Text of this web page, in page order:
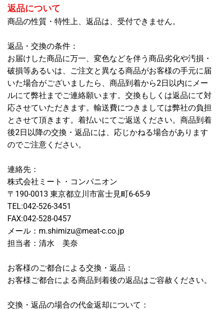
返品について
商品の性質・特性上、返品は、受付できません。
返品・交換の条件：
お届けした商品に万一、変色などを伴う商品劣化や汚損・
破損等あるいは、ご注文と異なる商品がお客様の手元に届
いた場合がございましたら、商品到着から2日以内にメー
ルにて弊社までご連絡願います。交換もしくは返品にて対
応させていただきます。輸送費につきましては弊社の負担
とさせて頂きます。着払いにてご返送ください。商品到着
後2日以降の交換・返品には、応じかねる場合があります
のでご注意ください。
連絡先：
株式会社ミート・コンパニオン
〒190-0013 東京都立川市富士見町6-65-9
TEL:042-526-3451
FAX:042-528-0457
メール：m.shimizu@meat-c.co.jp
担当者：清水 美奈
お客様のご都合による交換・返品：
お客様ご都合による商品到着後の返品はご容赦ください。
交換・返品の場合の代金返却について：